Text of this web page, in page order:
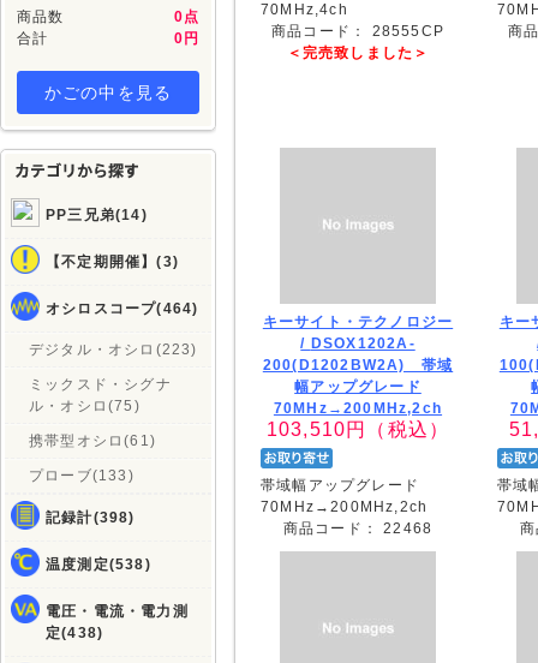
商品数
0点
合計
0円
かごの中を見る
PP三兄弟(14)
【不定期開催】(3)
オシロスコープ(464)
デジタル・オシロ(223)
ミックスド・シグナ
ル・オシロ(75)
携帯型オシロ(61)
プローブ(133)
記録計(398)
温度測定(538)
電圧・電流・電力測
定(438)
70MHz,4ch
商品コード： 28555CP
＜完売致しました＞
商
キーサイト・テクノロジー
/ DSOX1202A-
200(D1202BW2A) 帯域
幅アップグレード
70MHz→200MHz,2ch
103,510円（税込）
帯域幅アップグレード
70MHz→200MHz,2ch
商品コード：22468
キー
帯域